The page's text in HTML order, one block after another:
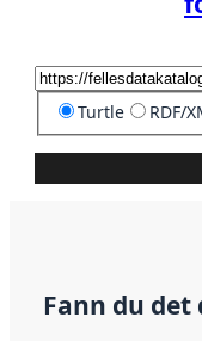
Turtle RDF/
Fann du